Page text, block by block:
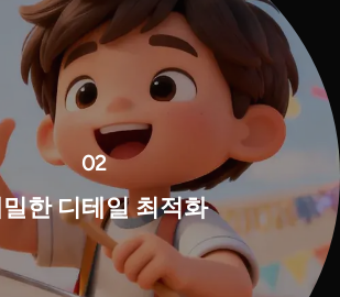
02
한 디테일 최적화